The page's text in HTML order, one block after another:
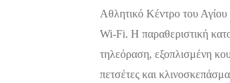
Αθλητικό Κέντρο του
Wi-Fi. Η παραθεριστική
τηλεόραση, εξοπλισμένη
πετσέτες και